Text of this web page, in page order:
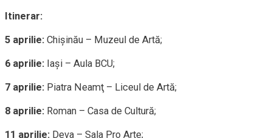
Itinerar:
5 aprilie: Chişinău – Muzeul de Artă;
6 aprilie: Iaşi – Aula BCU;
7 aprilie: Piatra Neamţ – Liceul de Artă;
8 aprilie: Roman – Casa de Cultură;
11 aprilie: Deva – Sala Pro Arte;